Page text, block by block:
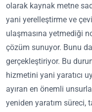
olarak kaynak metne
yani yerelleştirme ve
ulaşmasına yetmediği
çözüm sunuyor. Bunu
gerçekleştiriyor. Bu
hizmetini yani yaratıcı
ayıran en önemli
yeniden yaratım süreci,